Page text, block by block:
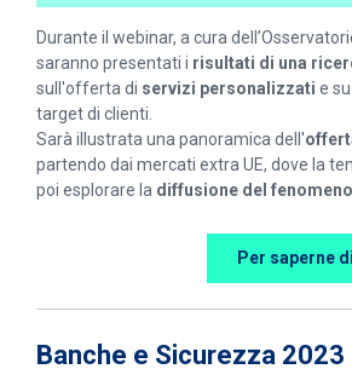
Durante il webinar, a cura
saranno presentati i risultati di una
sull'offerta di servizi personalizzati e
target di clienti.
Sarà illustrata una panoramica dell'
partendo dai mercati extra UE, dove la
poi esplorare la diffusione del
Per saperne
Banche e Sicurezza 2023